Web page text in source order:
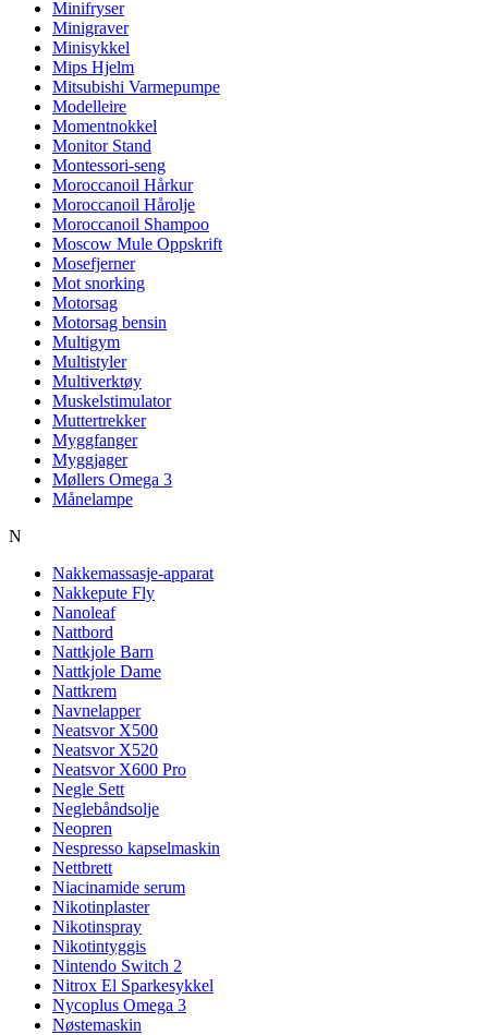
Minifryser
Minigraver
Minisykkel
Mips Hjelm
Mitsubishi Varmepumpe
Modelleire
Momentnokkel
Monitor Stand
Montessori-seng
Moroccanoil Hårkur
Moroccanoil Hårolje
Moroccanoil Shampoo
Moscow Mule Oppskrift
Mosefjerner
Mot snorking
Motorsag
Motorsag bensin
Multigym
Multistyler
Multiverktøy
Muskelstimulator
Muttertrekker
Myggfanger
Myggjager
Møllers Omega 3
Månelampe
N
Nakkemassasje-apparat
Nakkepute Fly
Nanoleaf
Nattbord
Nattkjole Barn
Nattkjole Dame
Nattkrem
Navnelapper
Neatsvor X500
Neatsvor X520
Neatsvor X600 Pro
Negle Sett
Neglebåndsolje
Neopren
Nespresso kapselmaskin
Nettbrett
Niacinamide serum
Nikotinplaster
Nikotinspray
Nikotintyggis
Nintendo Switch 2
Nitrox El Sparkesykkel
Nycoplus Omega 3
Nøstemaskin